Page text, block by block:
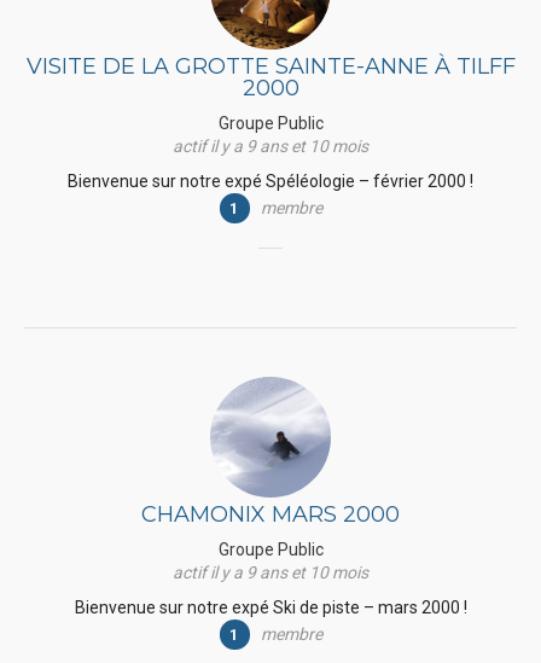
VISITE DE LA GROTTE SAINTE-ANNE À TILFF
2000
Groupe Public
actif il y a 9 ans et 10 mois
Bienvenue sur notre expé Spéléologie – février 2000 !
1 membre
CHAMONIX MARS 2000
Groupe Public
actif il y a 9 ans et 10 mois
Bienvenue sur notre expé Ski de piste – mars 2000 !
1 membre